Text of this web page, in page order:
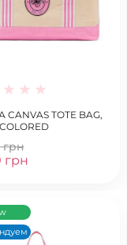
TOTE BAG,
грн
грн